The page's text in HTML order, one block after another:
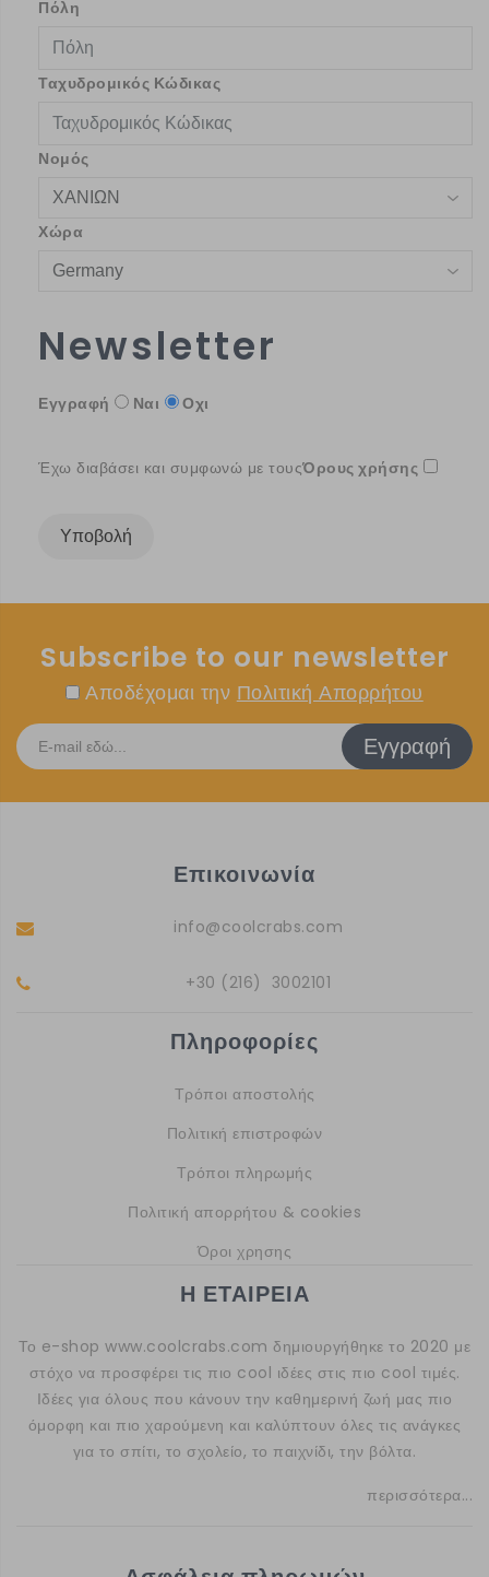
Πόλη
Ταχυδρομικός Κώδικας
Νομός
Χώρα
Newsletter
Εγγραφή Ναι Οχι
Έχω διαβάσει και συμφωνώ με τουςΌρους χρήσης
Subscribe to our newsletter
Αποδέχομαι την Πολιτική Απορρήτου
Εγγραφή
Επικοινωνία
info@coolcrabs.com
+30 (216) 3002101
Πληροφορίες
Τρόποι αποστολής
Πολιτική επιστροφών
Τρόποι πληρωμής
Πολιτική απορρήτου & cookies
Όροι χρησης
Η ΕΤΑΙΡΕΙΑ
Το e-shop www.coolcrabs.com δημιουργήθηκε το 2020 με
στόχο να προσφέρει τις πιο cool ιδέες στις πιο cool τιμές.
Ιδέες για όλους που κάνουν την καθημερινή ζωή μας πιο
όμορφη και πιο χαρούμενη και καλύπτουν όλες τις ανάγκες
για το σπίτι, το σχολείο, το παιχνίδι, την βόλτα.
περισσότερα...